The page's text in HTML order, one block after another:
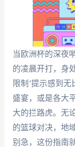
当欧洲杯的深夜
的凌晨开打，身
限制’提示感到
盛宴，或是各大
大的拦路虎。无
的篮球对决，地
别急，这份指南